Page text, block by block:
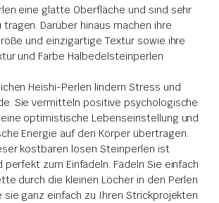
eine glatte Oberfläche und sind sehr
tragen. Darüber hinaus machen ihre
und einzigartige Textur sowie ihre
und Farbe Halbedelsteinperlen
Heishi-Perlen lindern Stress und
Sie vermitteln positive psychologische
optimistische Lebenseinstellung und
Energie auf den Körper übertragen.
kostbaren losen Steinperlen ist
zum Einfädeln. Fädeln Sie einfach
durch die kleinen Löcher in den Perlen
sie ganz einfach zu Ihren Strickprojekten